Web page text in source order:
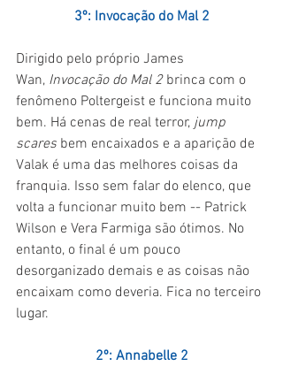
3º: Invocação do Mal 2
Dirigido pelo próprio James
Wan, Invocação do Mal 2 brinca com o
fenômeno Poltergeist e funciona muito
bem. Há cenas de real terror, jump
scares bem encaixados e a aparição de
Valak é uma das melhores coisas da
franquia. Isso sem falar do elenco, que
volta a funcionar muito bem -- Patrick
Wilson e Vera Farmiga são ótimos. No
entanto, o final é um pouco
desorganizado demais e as coisas não
encaixam como deveria. Fica no terceiro
lugar.
2º: Annabelle 2